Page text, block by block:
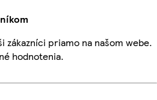
zákazníci priamo na našom webe.
hodnotenia.